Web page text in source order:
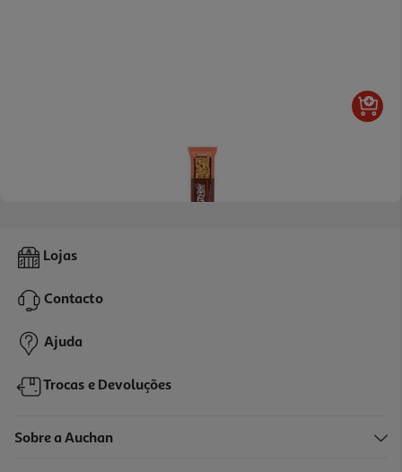
Barra Prozis Nutzer Avelã E Chocolate 45 G
1,49 €
Lojas
Contacto
Ajuda
Trocas e Devoluções
Sobre a Auchan